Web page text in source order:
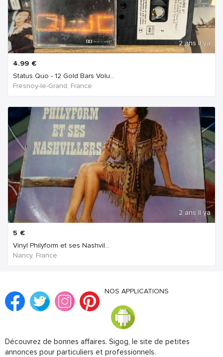
2 ans Il ya
4.99 €
Status Quo - 12 Gold Bars Volu...
Fresnoy-le-Grand, France
2 ans Il ya
5 €
Vinyl Philyform et ses Nashvil...
Nancy, France
NOS APPLICATIONS
Découvrez de bonnes affaires. Sigog, le site de petites
annonces pour particuliers et professionnels.